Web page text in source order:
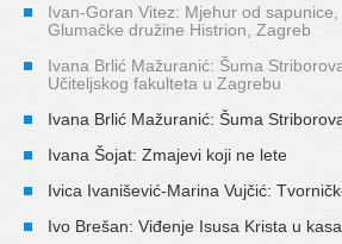
Ivan-Goran Vitez: Mjehur od
Glumačke družine Histrion, Zagreb
Ivana Brlić Mažuranić: Šuma
Učiteljskog fakulteta u Zagrebu
Ivana Brlić Mažuranić: Šuma
Ivana Šojat: Zmajevi koji ne lete
Ivica Ivanišević-Marina Vujčić:
Ivo Brešan: Viđenje Isusa Krista u